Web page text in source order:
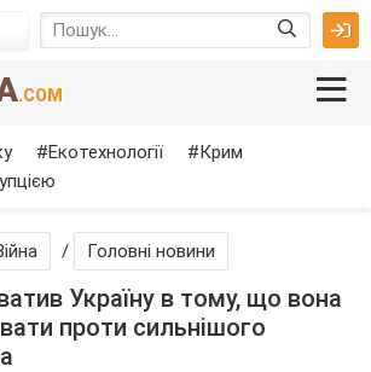
.COM
Екотехнології
Крим
/ Головні новини
Україну в тому, що вона
проти сильнішого